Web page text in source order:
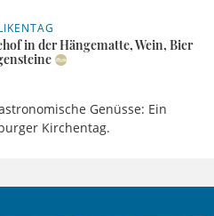
in der Hängematte, Wein, Bier
Genüsse: Ein
Kirchentag.